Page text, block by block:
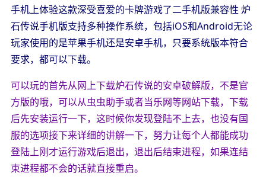
手机上体验这款深受喜爱的卡牌游戏了二手机版兼容性 炉
石传说手机版支持多种操作系统，包括iOS和Android无论
玩家使用的是苹果手机还是安卓手机，只要系统版本符合
要求，都可以下载。
可以玩的首先从网上下载炉石传说的安卓破解版，不是官
方版的哦，可以从虫虫助手或者当乐网等网站下载，下载
后先安装运行一下，这时候你发现登陆不上去，也没有国
服的选项接下来详细的讲解一下，努力让每个人都能成功
登陆上刚才运行游戏后退出，退出后结束进程，如果连结
束进程都不会的话就直接重启。